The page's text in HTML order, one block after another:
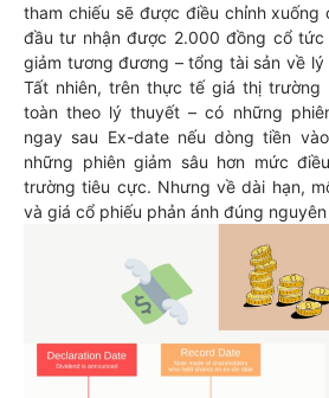
tham chiếu sẽ được điều chỉnh
đầu tư nhận được 2.000 đồng cổ
giảm tương đương – tổng tài sản về
Tất nhiên, trên thực tế giá thị trường
toàn theo lý thuyết – có những
ngay sau Ex-date nếu dòng tiền
những phiên giảm sâu hơn mức
trường tiêu cực. Nhưng về dài hạn,
và giá cổ phiếu phản ánh đúng